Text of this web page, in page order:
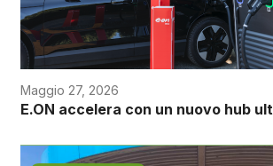
Maggio 27, 2026
E.ON accelera con un nuovo hub